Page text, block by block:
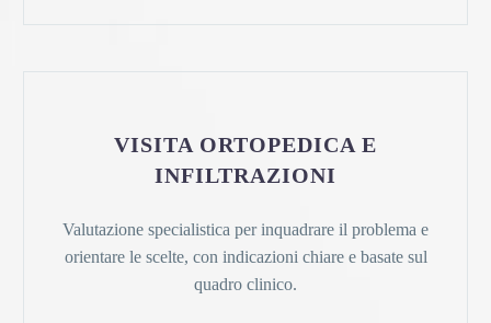
VISITA ORTOPEDICA E
INFILTRAZIONI
Valutazione specialistica per inquadrare il problema e
orientare le scelte, con indicazioni chiare e basate sul
quadro clinico.